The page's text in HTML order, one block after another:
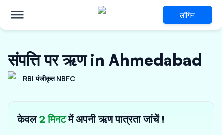
लॉगिन
संपत्ति पर ऋण in Ahmedabad
RBI पंजीकृत NBFC
केवल2 मिनटमें अपनी ऋण पात्रता जांचें !